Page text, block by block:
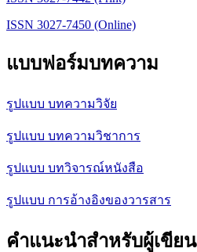
ISSN 3027-7450 (Online)
แบบฟอร์มบทความ
รูปแบบ บทความวิจัย
รูปแบบ บทความวิชาการ
รูปแบบ บทวิจารณ์หนังสือ
รูปแบบ การอ้างอิงของวารสาร
คำแนะนำสำหรับผู้เขียน